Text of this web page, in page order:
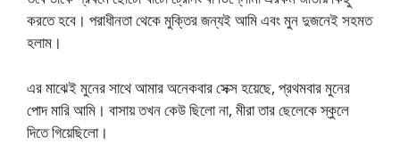
করতে হবে। পরাধীনতা থেকে মুক্তির জন্যই আমি এবং মুন দুজনেই সহমত
হলাম।
এর মাঝেই মুনের সাথে আমার অনেকবার সেক্স হয়েছে, প্রথমবার মুনের
পোদ মারি আমি। বাসায় তখন কেউ ছিলো না, মীরা তার ছেলেকে স্কুলে
দিতে গিয়েছিলো।